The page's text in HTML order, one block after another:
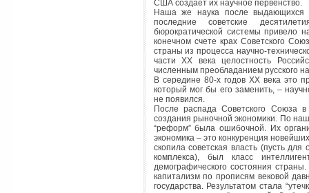
США создает их научное первенство.
Наша же наука после выдающихся
последние советские
бюрократической системы привело
конечном счете крах Советского
страны из процесса научно-
части XX века целостность
численным преобладанием русского
В середине 80-х годов XX века это
который мог бы его заменить, –
не появился.
После распада Советского Союза
создания рыночной экономики. По
“реформ” была ошибочной. Их
экономика – это конкуренция
скопила советская власть (пусть
комплекса), был класс
демографического состояния
капитализм по прописям вековой
государства. Результатом стала